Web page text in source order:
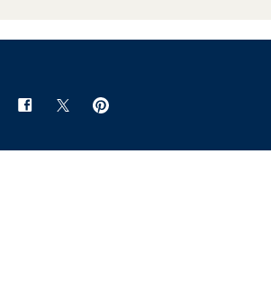
Teilen Teilen TeilenAnpinnen